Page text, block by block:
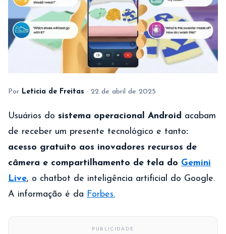
Por Leticia de Freitas · 22 de abril de 2025
Usuários do sistema operacional Android acabam
de receber um presente tecnológico e tanto:
acesso gratuito aos inovadores recursos de
câmera e compartilhamento de tela do Gemini
Live, o chatbot de inteligência artificial do Google.
A informação é da Forbes.
PUBLICIDADE